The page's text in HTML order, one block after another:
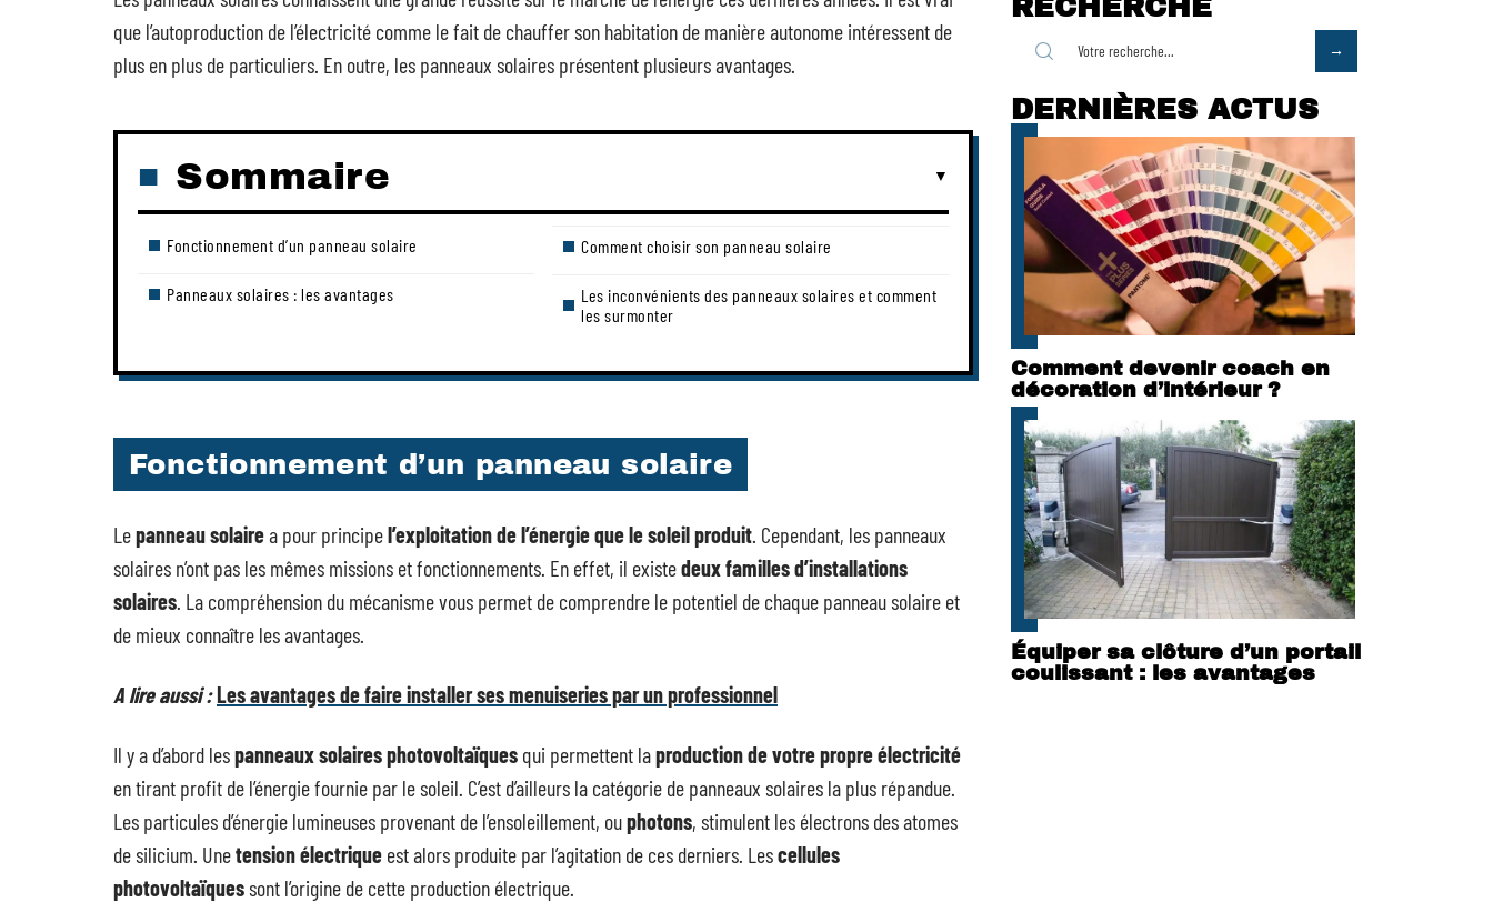
que l’autoproduction de l’électricité comme le fait de chauffer son habitation de manière autonome intéressent de
plus en plus de particuliers. En outre, les panneaux solaires présentent plusieurs avantages.
Sommaire
Fonctionnement d’un panneau solaire
Panneaux solaires : les avantages
Comment choisir son panneau solaire
Les inconvénients des panneaux solaires et comment
les surmonter
Fonctionnement d’un panneau solaire
Lepanneau solairea pour principel’exploitation de l’énergie que le soleil produit. Cependant, les panneaux
solaires n’ont pas les mêmes missions et fonctionnements. En effet, il existedeux familles d’installations
solaires. La compréhension du mécanisme vous permet de comprendre le potentiel de chaque panneau solaire et
de mieux connaître les avantages.
A lire aussi :Les avantages de faire installer ses menuiseries par un professionnel
Il y a d’abord lespanneaux solaires photovoltaïques qui permettent laproduction de votre propre électricité
en tirant profit de l’énergie fournie par le soleil. C’est d’ailleurs la catégorie de panneaux solaires la plus répandue.
Les particules d’énergie lumineuses provenant de l’ensoleillement, ouphotons, stimulent les électrons des atomes
de silicium. Unetension électrique est alors produite par l’agitation de ces derniers. Lescellules
photovoltaïquessont l’origine de cette production électrique.
RECHERCHE
DERNIÈRES ACTUS
Comment devenir coach en
décoration d’intérieur ?
Équiper sa clôture d’un portail
coulissant : les avantages